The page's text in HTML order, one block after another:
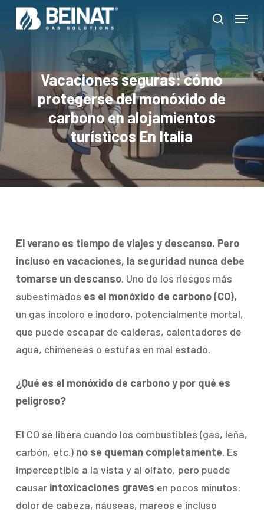
Skip
search
Menu
Vacaciones seguras: cómo
protegerse del monóxido de
carbono en alojamientos
turísticos En Italia
El verano es tiempo de viajes y descanso. Pero
incluso en vacaciones, la seguridad nunca debe
tomarse un descanso. Uno de los riesgos más
subestimados es el monóxido de carbono (CO),
un gas incoloro e inodoro, potencialmente mortal,
que puede escapar de calderas, calentadores de
agua, chimeneas o estufas en mal estado.
¿Qué es el monóxido de carbono y por qué es
peligroso?
El CO se libera cuando los combustibles (gas, leña,
carbón, etc.) no se queman completamente. Es
imperceptible a la vista y al olfato, pero puede
causarintoxicaciones graves en pocos minutos:
dolor de cabeza, náuseas, mareos e incluso
Menu